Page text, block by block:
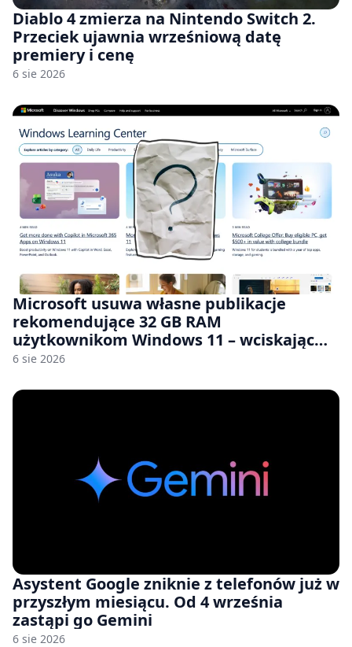
Diablo 4 zmierza na Nintendo Switch 2.
Przeciek ujawnia wrześniową datę
premiery i cenę
6 sie 2026
Microsoft usuwa własne publikacje
rekomendujące 32 GB RAM
użytkownikom Windows 11 – wciskając
nam przy tym komputery z 8 GB RAM po
6 sie 2026
Asystent Google zniknie z telefonów już w
przyszłym miesiącu. Od 4 września
zastąpi go Gemini
6 sie 2026